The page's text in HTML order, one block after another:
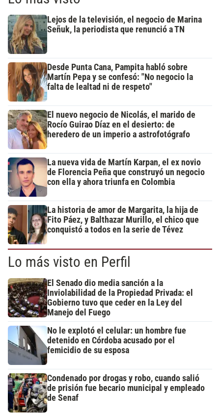
Lejos de la televisión, el negocio de Marina
Señuk, la periodista que renunció a TN
Desde Punta Cana, Pampita habló sobre
Martín Pepa y se confesó: "No negocio la
falta de lealtad ni de respeto"
El nuevo negocio de Nicolás, el marido de
Rocío Guirao Díaz en el desierto: de
heredero de un imperio a astrofotógrafo
La nueva vida de Martín Karpan, el ex novio
de Florencia Peña que construyó un negocio
con ella y ahora triunfa en Colombia
La historia de amor de Margarita, la hija de
Fito Páez, y Balthazar Murillo, el chico que
conquistó a todos en la serie de Tévez
Lo más visto en Perfil
El Senado dio media sanción a la
Inviolabilidad de la Propiedad Privada: el
Gobierno tuvo que ceder en la Ley del
Manejo del Fuego
No le explotó el celular: un hombre fue
detenido en Córdoba acusado por el
femicidio de su esposa
Condenado por drogas y robo, cuando salió
de prisión fue becario municipal y empleado
de Senaf